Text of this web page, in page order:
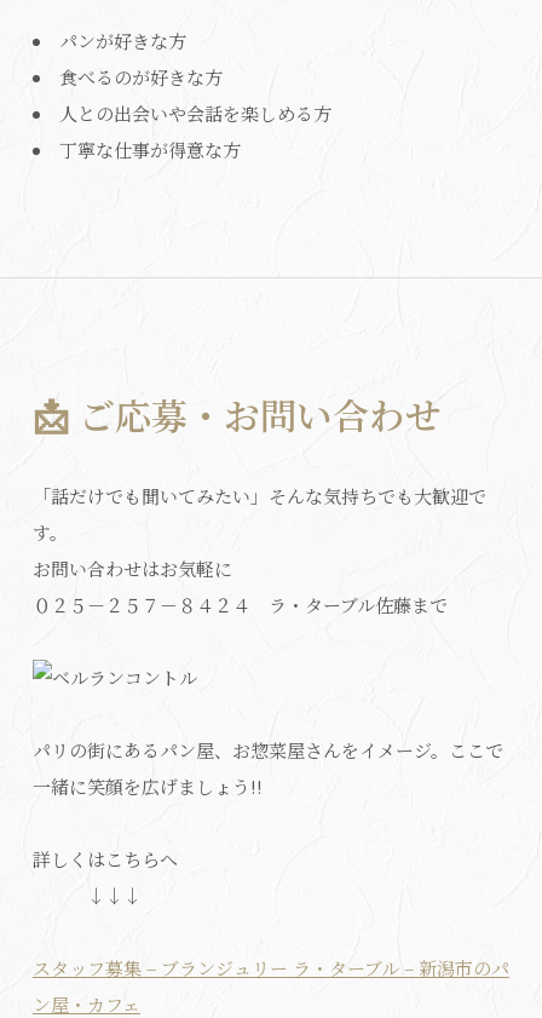
パンが好きな方
食べるのが好きな方
人との出会いや会話を楽しめる方
丁寧な仕事が得意な方
📩 ご応募・お問い合わせ
「話だけでも聞いてみたい」そんな気持ちでも大歓迎で
す。
お問い合わせはお気軽に
０２５－２５７－８４２４ ラ・ターブル佐藤まで
パリの街にあるパン屋、お惣菜屋さんをイメージ。ここで
一緒に笑顔を広げましょう!!
詳しくはこちらへ
↓↓↓
スタッフ募集 – ブランジュリー ラ・ターブル – 新潟市のパ
ン屋・カフェ